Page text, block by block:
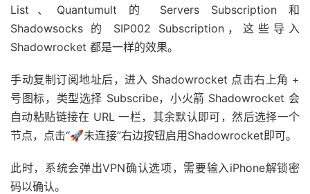
List、Quantumult 的 Servers Subscription 和
Shadowsocks 的 SIP002 Subscription，这些导入
Shadowrocket 都是一样的效果。
手动复制订阅地址后，进入 Shadowrocket 点击右上角 +
号图标，类型选择 Subscribe，小火箭 Shadowrocket 会
自动粘贴链接在 URL 一栏，其余默认即可，然后选择一个
节点，点击“🚀未连接”右边按钮启用Shadowrocket即可。
此时，系统会弹出VPN确认选项，需要输入iPhone解锁密
码以确认。